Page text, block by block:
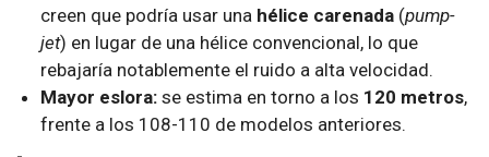
creen que podría usar una hélice carenada (pump-
jet) en lugar de una hélice convencional, lo que
rebajaría notablemente el ruido a alta velocidad.
Mayor eslora: se estima en torno a los 120 metros,
frente a los 108-110 de modelos anteriores.